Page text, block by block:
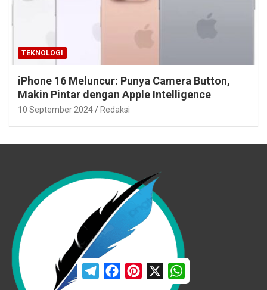
TEKNOLOGI
iPhone 16 Meluncur: Punya Camera Button,
Makin Pintar dengan Apple Intelligence
10 September 2024 Redaksi
T
P
X
a